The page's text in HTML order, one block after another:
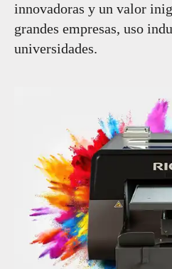
innovadoras y un valor
grandes empresas, uso
universidades.